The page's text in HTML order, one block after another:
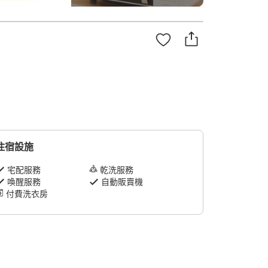
宿設施
宅配服務
乾洗服務
喚醒服務
自動販賣機
付費洗衣房